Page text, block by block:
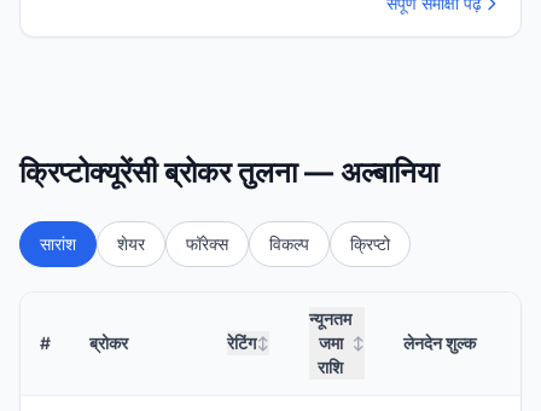
क्रिप्टोक्यूरेंसी ब्रोकर तुलना — अल्बानिया
सारांश शेयर फॉरेक्स विकल्प क्रिप्टो
# ब्रोकर रेटिंग↕
न्यूनतम
जमा
राशि
↕ लेनदेन शुल्क